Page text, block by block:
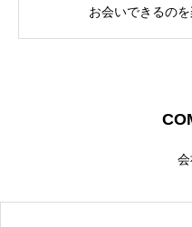
お会いできるの